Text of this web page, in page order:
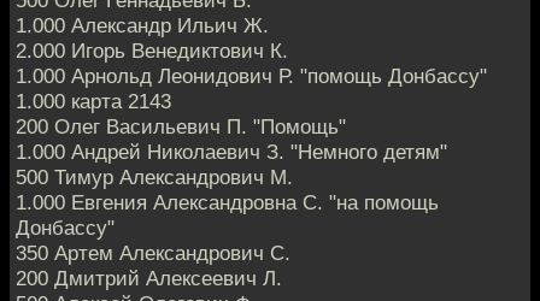
1.000 Александр Ильич Ж.
2.000 Игорь Венедиктович К.
1.000 Арнольд Леонидович Р. "помощь Донбассу"
1.000 карта 2143
200 Олег Васильевич П. "Помощь"
1.000 Андрей Николаевич З. "Немного детям"
500 Тимур Александрович М.
1.000 Евгения Александровна С. "на помощь
Донбассу"
350 Артем Александрович С.
200 Дмитрий Алексеевич Л.